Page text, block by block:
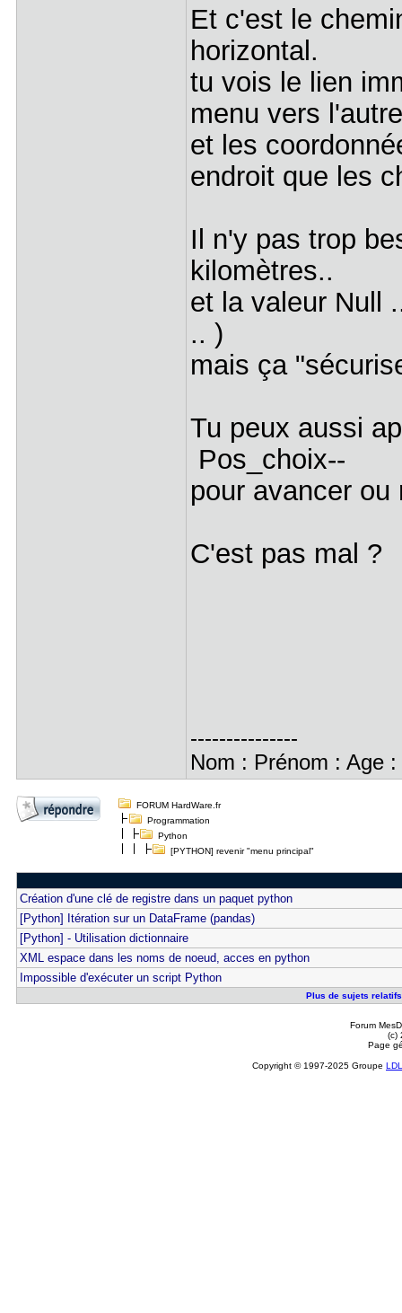
Et c'est le
horizontal.
tu vois le lien
menu vers
et les
endroit que les
Il n'y pas trop
kilomètres..
et la valeur Null
.. )
mais ça
Tu peux aussi
Pos_choix--
pour avancer
C'est pas mal
---------------
Nom : Prénom : Age
FORUM HardWare.fr
Programmation
Python
[PYTHON] revenir "menu principal"
Création d'une clé de registre dans un paquet python
[Python] Itération sur un DataFrame (pandas)
[Python] - Utilisation dictionnaire
XML espace dans les noms de noeud, acces en python
Impossible d'exécuter un script Python
Plus de sujets
Forum
(c)
Page
Copyright © 1997-2025 Groupe